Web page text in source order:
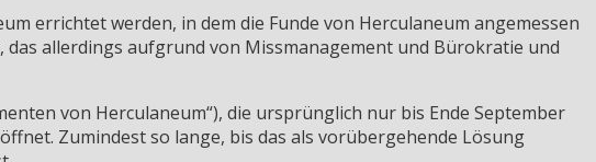
errichtet werden, in dem die Funde von Herculaneum angemessen
allerdings aufgrund von Missmanagement und Bürokratie und
von Herculaneum“), die ursprünglich nur bis Ende September
Zumindest so lange, bis das als vorübergehende Lösung